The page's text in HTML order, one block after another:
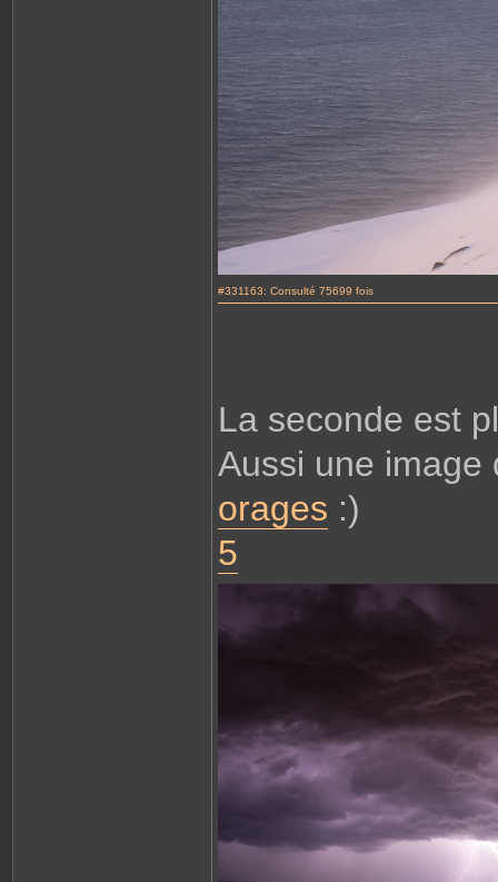
#331163: Consulté 75699 fois
La seconde est
Aussi une
orages :)
5